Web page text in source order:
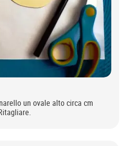
un ovale alto circa cm